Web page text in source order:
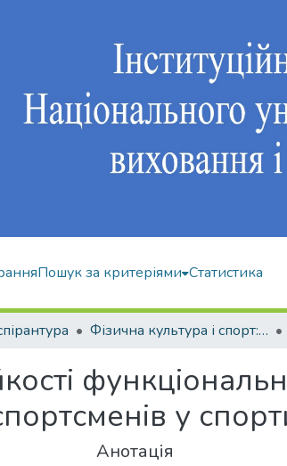
Пошук за критеріями Статистика
Фізична культура і спорт: 017
у
Анотація